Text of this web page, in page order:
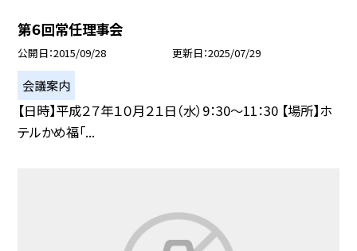
第６回常任理事会
公開日 2015/09/28 更新日 2025/07/29
会議案内
【日時】平成２７年１０月２１日（水）9：30〜11：30 【場所】ホ
テルかめ福「...